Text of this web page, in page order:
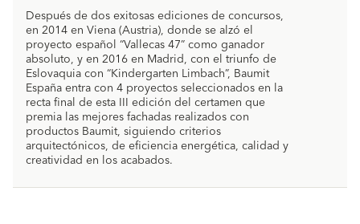
Después de dos exitosas ediciones de concursos,
en 2014 en Viena (Austria), donde se alzó el
proyecto español “Vallecas 47” como ganador
absoluto, y en 2016 en Madrid, con el triunfo de
Eslovaquia con “Kindergarten Limbach”, Baumit
España entra con 4 proyectos seleccionados en la
recta final de esta III edición del certamen que
premia las mejores fachadas realizados con
productos Baumit, siguiendo criterios
arquitectónicos, de eficiencia energética, calidad y
creatividad en los acabados.
file_download Nota_prensa_Baumit__Life_Challenge_
_Finalistas_BES_II_2.pdf